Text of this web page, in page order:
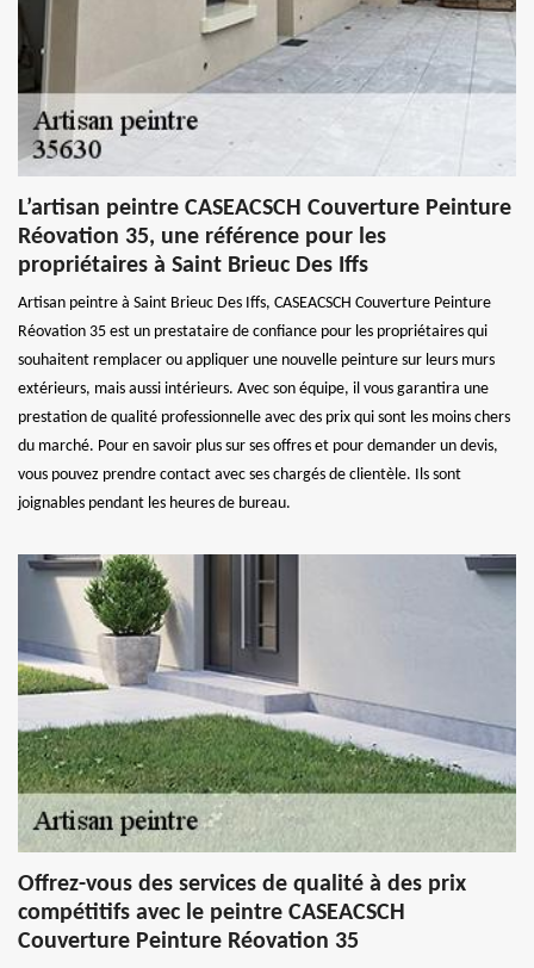
L’artisan peintre CASEACSCH Couverture Peinture
Réovation 35, une référence pour les
propriétaires à Saint Brieuc Des Iffs
Artisan peintre à Saint Brieuc Des Iffs, CASEACSCH Couverture Peinture
Réovation 35 est un prestataire de confiance pour les propriétaires qui
souhaitent remplacer ou appliquer une nouvelle peinture sur leurs murs
extérieurs, mais aussi intérieurs. Avec son équipe, il vous garantira une
prestation de qualité professionnelle avec des prix qui sont les moins chers
du marché. Pour en savoir plus sur ses offres et pour demander un devis,
vous pouvez prendre contact avec ses chargés de clientèle. Ils sont
joignables pendant les heures de bureau.
Offrez-vous des services de qualité à des prix
compétitifs avec le peintre CASEACSCH
Couverture Peinture Réovation 35